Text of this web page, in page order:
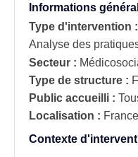
Informations
Type d'intervention :
Analyse des
Secteur :
Type de structure :
Public accueilli :
Localisation : France
Contexte